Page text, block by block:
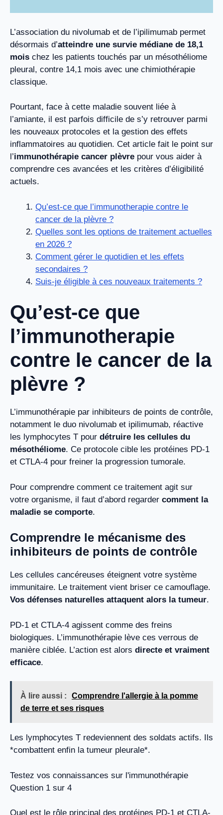
L’association du nivolumab et de l’ipilimumab permet
désormais d’atteindre une survie médiane de 18,1
mois chez les patients touchés par un mésothéliome
pleural, contre 14,1 mois avec une chimiothérapie
classique.
Pourtant, face à cette maladie souvent liée à
l’amiante, il est parfois difficile de s’y retrouver parmi
les nouveaux protocoles et la gestion des effets
inflammatoires au quotidien. Cet article fait le point sur
l’immunothérapie cancer plèvre pour vous aider à
comprendre ces avancées et les critères d’éligibilité
actuels.
Qu’est-ce que l’immunotherapie contre le
cancer de la plèvre ?
Quelles sont les options de traitement actuelles
en 2026 ?
Comment gérer le quotidien et les effets
secondaires ?
Suis-je éligible à ces nouveaux traitements ?
Qu’est-ce que
l’immunotherapie
contre le cancer de la
plèvre ?
L’immunothérapie par inhibiteurs de points de contrôle,
notamment le duo nivolumab et ipilimumab, réactive
les lymphocytes T pour détruire les cellules du
mésothéliome. Ce protocole cible les protéines PD-1
et CTLA-4 pour freiner la progression tumorale.
Pour comprendre comment ce traitement agit sur
votre organisme, il faut d’abord regarder comment la
maladie se comporte.
Comprendre le mécanisme des
inhibiteurs de points de contrôle
Les cellules cancéreuses éteignent votre système
immunitaire. Le traitement vient briser ce camouflage.
Vos défenses naturelles attaquent alors la tumeur.
PD-1 et CTLA-4 agissent comme des freins
biologiques. L’immunothérapie lève ces verrous de
manière ciblée. L’action est alors directe et vraiment
efficace.
À lire aussi :
Comprendre l'allergie à la pomme
de terre et ses risques
Les lymphocytes T redeviennent des soldats actifs. Ils
*combattent enfin la tumeur pleurale*.
Testez vos connaissances sur l'immunothérapie
Question 1 sur 4
Quel est le rôle principal des protéines PD-1 et CTLA-